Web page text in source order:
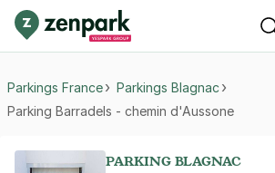
Parkings France
Parkings Blagnac
Parking Barradels - chemin d'Aussone
PARKING BLAGNAC